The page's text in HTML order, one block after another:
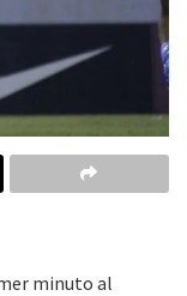
minuto al